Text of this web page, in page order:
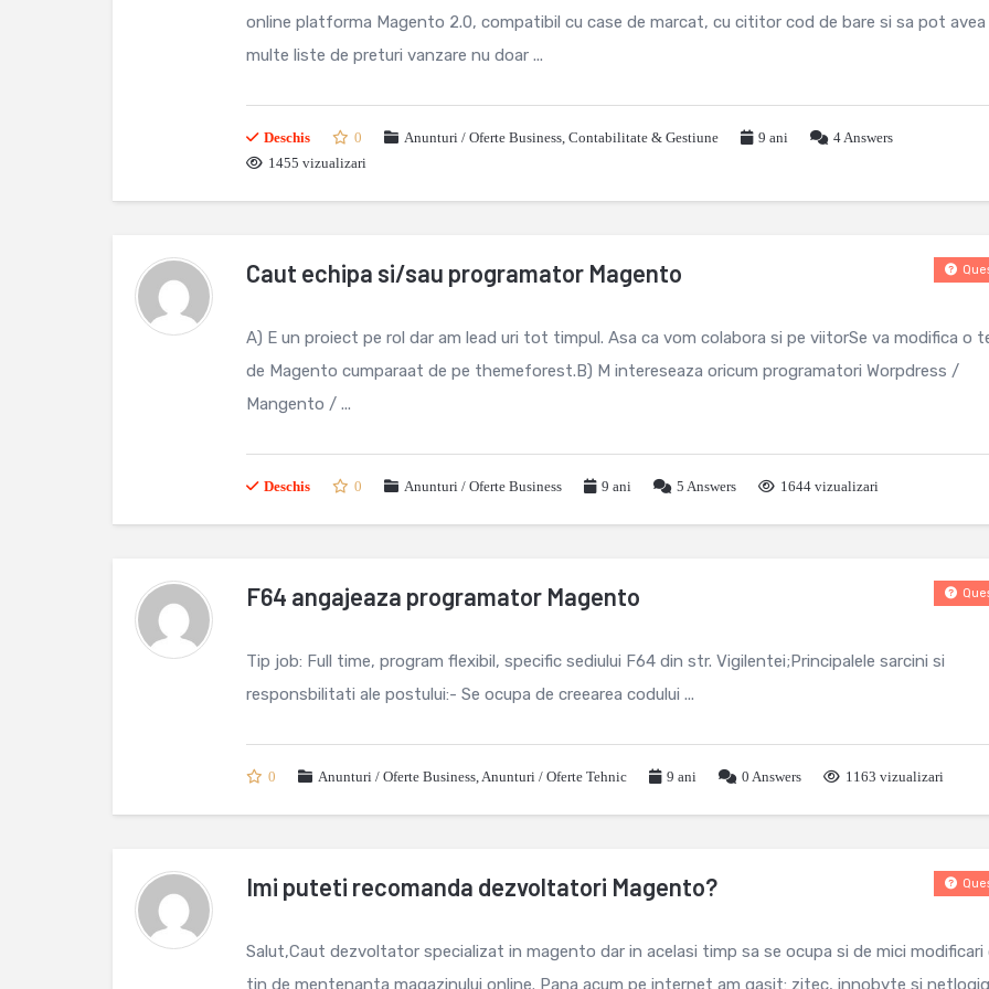
online platforma Magento 2.0, compatibil cu case de marcat, cu cititor cod de bare si sa pot avea
multe liste de preturi vanzare nu doar ...
Deschis 0 Anunturi / Oferte Business, Contabilitate & Gestiune 9 ani 4Answers
1455 vizualizari
Caut echipa si/sau programator Magento
A) E un proiect pe rol dar am lead uri tot timpul. Asa ca vom colabora si pe viitorSe va modifica o
de Magento cumparaat de pe themeforest.B) M intereseaza oricum programatori Worpdress /
Mangento / ...
Deschis 0 Anunturi / Oferte Business 9 ani 5 Answers 1644 vizualizari
F64 angajeaza programator Magento
Tip job: Full time, program flexibil, specific sediului F64 din str. Vigilentei;Principalele sarcini si
responsbilitati ale postului:- Se ocupa de creearea codului ...
0 Anunturi / Oferte Business,Anunturi / Oferte Tehnic 9 ani 0 Answers 1163 vizualizari
Imi puteti recomanda dezvoltatori Magento?
Salut,Caut dezvoltator specializat in magento dar in acelasi timp sa se ocupa si de mici modificari
tin de mentenanta magazinului online. Pana acum pe internet am gasit: zitec, innobyte si